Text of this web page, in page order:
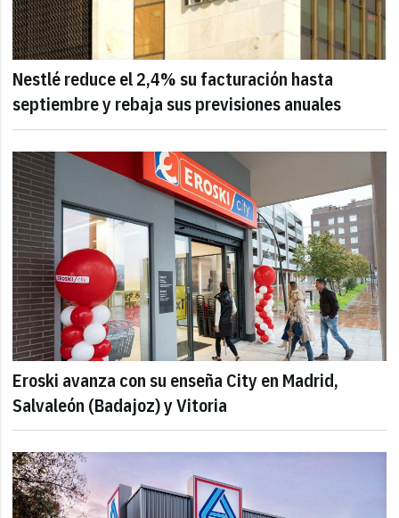
Nestlé reduce el 2,4% su facturación hasta
septiembre y rebaja sus previsiones anuales
Eroski avanza con su enseña City en Madrid,
Salvaleón (Badajoz) y Vitoria